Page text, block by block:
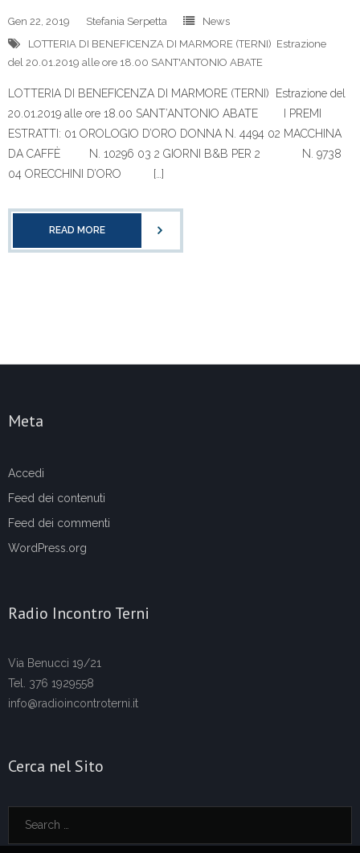
Gen 22, 2019 Stefania Serpetta
News
LOTTERIA DI BENEFICENZA DI MARMORE (TERNI) Estrazione
del 20.01.2019 alle ore 18.00 SANT'ANTONIO ABATE
LOTTERIA DI BENEFICENZA DI MARMORE (TERNI) Estrazione del
20.01.2019 alle ore 18.00 SANT’ANTONIO ABATE I PREMI
ESTRATTI: 01 OROLOGIO D’ORO DONNA N. 4494 02 MACCHINA
DA CAFFÈ N. 10296 03 2 GIORNI B&B PER 2 N. 9738
04 ORECCHINI D’ORO […]
READ MORE
Meta
Accedi
Feed dei contenuti
Feed dei commenti
WordPress.org
Radio Incontro Terni
Via Benucci 19/21
Tel. 376 1929558
info@radioincontroterni.it
Cerca nel Sito